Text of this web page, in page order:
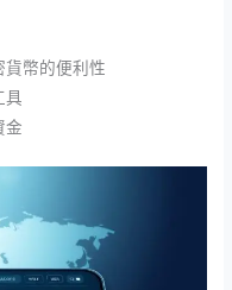
幣的便利性
具
金